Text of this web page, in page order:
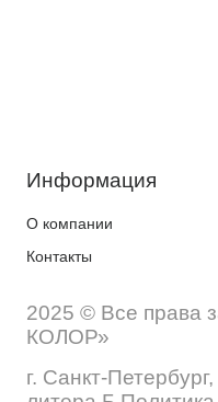
Информация
О компании
Контакты
2025 © Все
КОЛОР»
г. Санкт-